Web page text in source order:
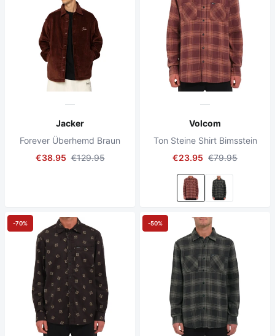
Jacker
Forever Überhemd Braun
€38.95 €129.95
Volcom
Ton Steine Shirt Bimsstein
€23.95 €79.95
-70% -50%